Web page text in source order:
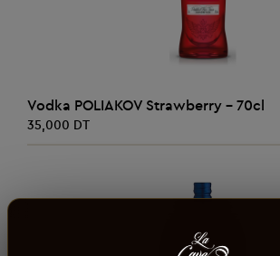
AJOUTER AU PANIER
Vodka POLIAKOV Strawberry - 70cl
35,000 DT